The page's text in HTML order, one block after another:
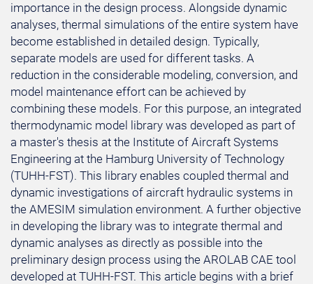
importance in the design process. Alongside dynamic
analyses, thermal simulations of the entire system have
become established in detailed design. Typically,
separate models are used for different tasks. A
reduction in the considerable modeling, conversion, and
model maintenance effort can be achieved by
combining these models. For this purpose, an integrated
thermodynamic model library was developed as part of
a master's thesis at the Institute of Aircraft Systems
Engineering at the Hamburg University of Technology
(TUHH-FST). This library enables coupled thermal and
dynamic investigations of aircraft hydraulic systems in
the AMESIM simulation environment. A further objective
in developing the library was to integrate thermal and
dynamic analyses as directly as possible into the
preliminary design process using the AROLAB CAE tool
developed at TUHH-FST. This article begins with a brief